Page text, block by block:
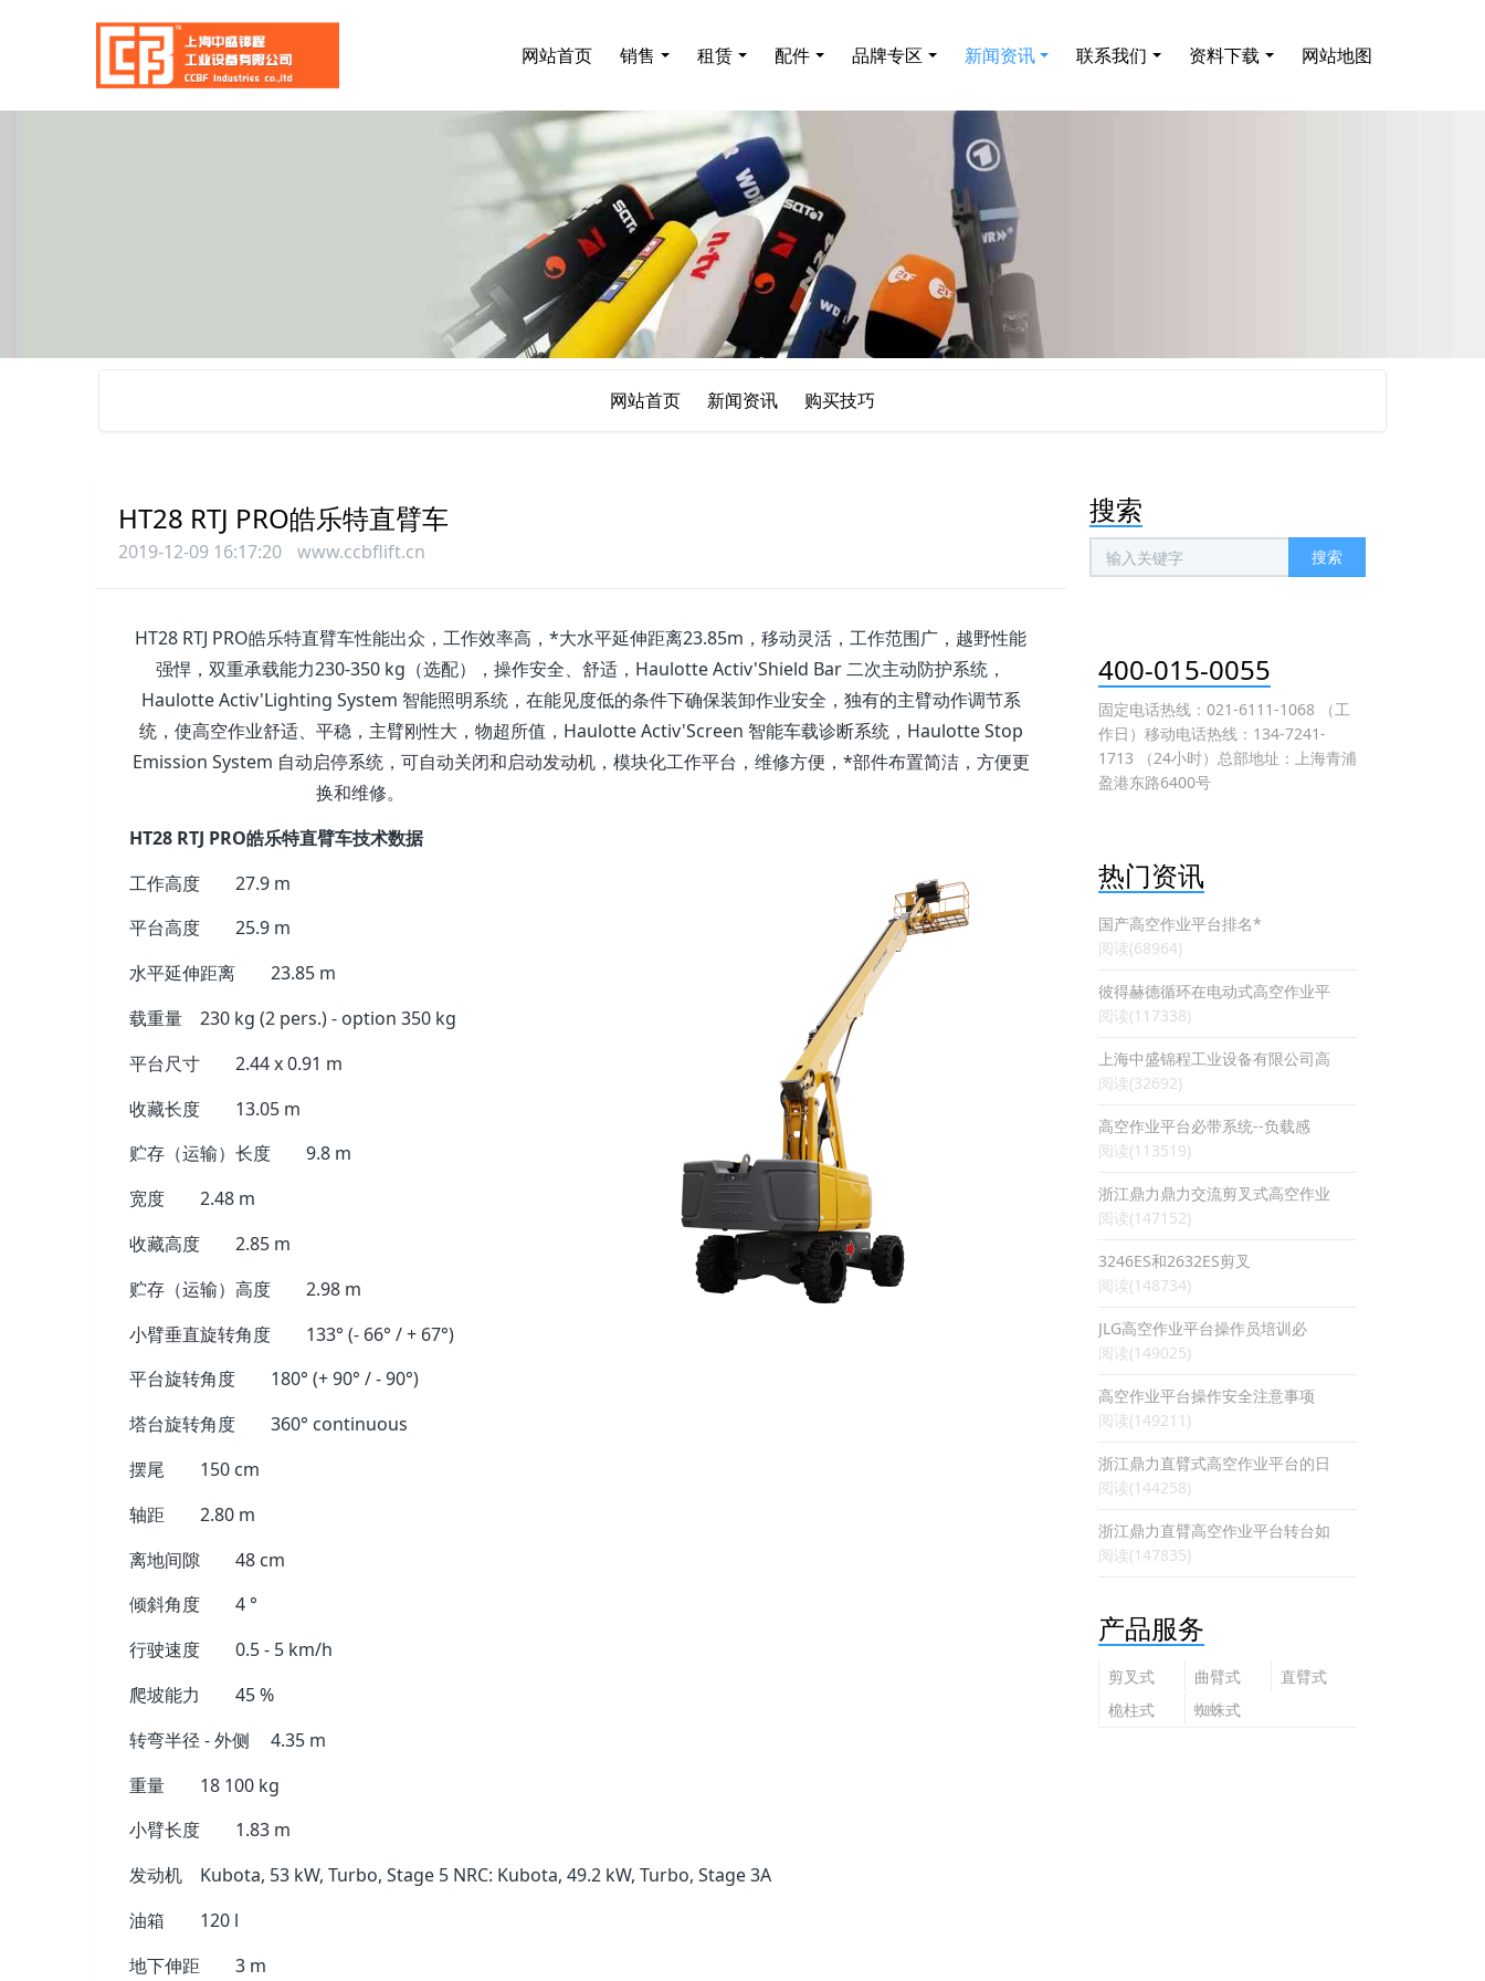
网站首页 销售 租赁 配件 品牌专区 新闻资讯 联系我们 资料下载 网站地图
网站首页 新闻资讯 购买技巧
HT28 RTJ PRO皓乐特直臂车
2019-12-09 16:17:20 www.ccbflift.cn
HT28 RTJ PRO皓乐特直臂车性能出众，工作效率高，*大水平延伸距离23.85m，移动灵活，工作范围广，越野性能
强悍，双重承载能力230-350 kg（选配），操作安全、舒适，Haulotte Activ'Shield Bar 二次主动防护系统，
Haulotte Activ'Lighting System 智能照明系统，在能见度低的条件下确保装卸作业安全，独有的主臂动作调节系
统，使高空作业舒适、平稳，主臂刚性大，物超所值，Haulotte Activ'Screen 智能车载诊断系统，Haulotte Stop
Emission System 自动启停系统，可自动关闭和启动发动机，模块化工作平台，维修方便，*部件布置简洁，方便更
换和维修。
HT28 RTJ PRO皓乐特直臂车技术数据
工作高度
27.9 m
平台高度
25.9 m
水平延伸距离
23.85 m
载重量
230 kg (2 pers.) - option 350 kg
平台尺寸
2.44 x 0.91 m
收藏长度
13.05 m
贮存（运输）长度
9.8 m
宽度
2.48 m
收藏高度
2.85 m
贮存（运输）高度
2.98 m
小臂垂直旋转角度
133° (- 66° / + 67°)
平台旋转角度
180° (+ 90° / - 90°)
塔台旋转角度
360° continuous
摆尾
150 cm
轴距
2.80 m
离地间隙
48 cm
倾斜角度
4 °
行驶速度
0.5 - 5 km/h
爬坡能力
45 %
转弯半径 - 外侧
4.35 m
重量
18 100 kg
小臂长度
1.83 m
发动机
Kubota, 53 kW, Turbo, Stage 5 NRC: Kubota, 49.2 kW, Turbo, Stage 3A
油箱
120 l
地下伸距
3 m
搜索
搜索
400-015-0055
固定电话热线：021-6111-1068 （工
作日）移动电话热线：134-7241-
1713 （24小时）总部地址：上海青浦
盈港东路6400号
热门资讯
国产高空作业平台排名*
阅读(68964)
彼得赫德循环在电动式高空作业平
阅读(117338)
上海中盛锦程工业设备有限公司高
阅读(32692)
高空作业平台必带系统--负载感
阅读(113519)
浙江鼎力鼎力交流剪叉式高空作业
阅读(147152)
3246ES和2632ES剪叉
阅读(148734)
JLG高空作业平台操作员培训必
阅读(149025)
高空作业平台操作安全注意事项
阅读(149211)
浙江鼎力直臂式高空作业平台的日
阅读(144258)
浙江鼎力直臂高空作业平台转台如
阅读(147835)
产品服务
剪叉式
高空作
业平台
曲臂式
高空作
业平台
直臂式
桅柱式
蜘蛛式